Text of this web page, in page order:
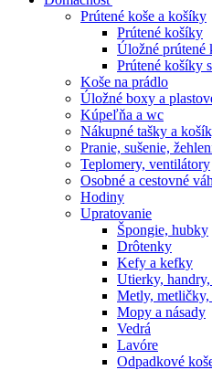
Prútené koše a košíky
Prútené košíky
Úložné prútené
Prútené košíky
Koše na prádlo
Úložné boxy a
Kúpeľňa a wc
Nákupné tašky a
Pranie, sušenie,
Teplomery, ventilátory
Osobné a cestovné
Hodiny
Upratovanie
Špongie, hubky
Drôtenky
Kefy a kefky
Utierky,
Metly,
Mopy a násady
Vedrá
Lavóre
Odpadkové